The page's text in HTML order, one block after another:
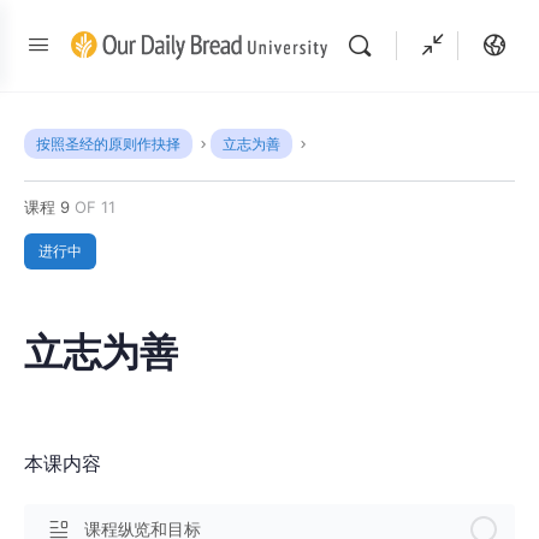
按照圣经的原则作抉择 立志为善
课程 9 OF 11
进行中
立志为善
本课内容
课程纵览和目标